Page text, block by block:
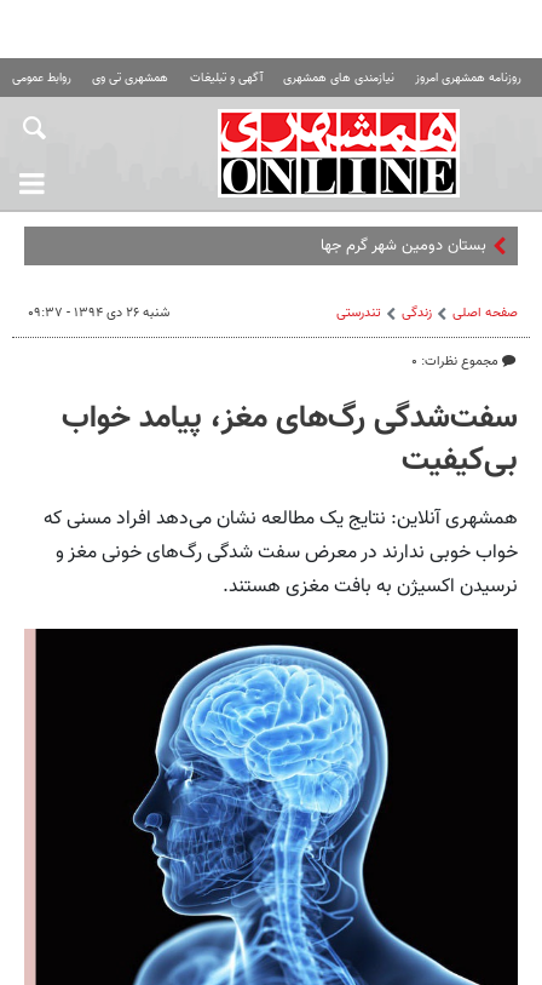
روزنامه همشهری امروز نیازمندی های همشهری آگهی و تبلیغات همشهری تی وی روابط عمومی
بستان دومین شهر گرم جهان شد | خوزست
صفحه اصلی زندگی تندرستی
مجموع نظرات: ۰
شنبه ۲۶ دی ۱۳۹۴ - ۰۹:۳۷
سفت‌شدگی رگ‌های مغز، پیامد خواب
بی‌کیفیت
همشهری آنلاین: نتایج یک مطالعه نشان می‌دهد افراد مسنی که
خواب خوبی ندارند در معرض سفت شدگی رگ‌های خونی مغز و
نرسیدن اکسیژن به بافت مغزی هستند.